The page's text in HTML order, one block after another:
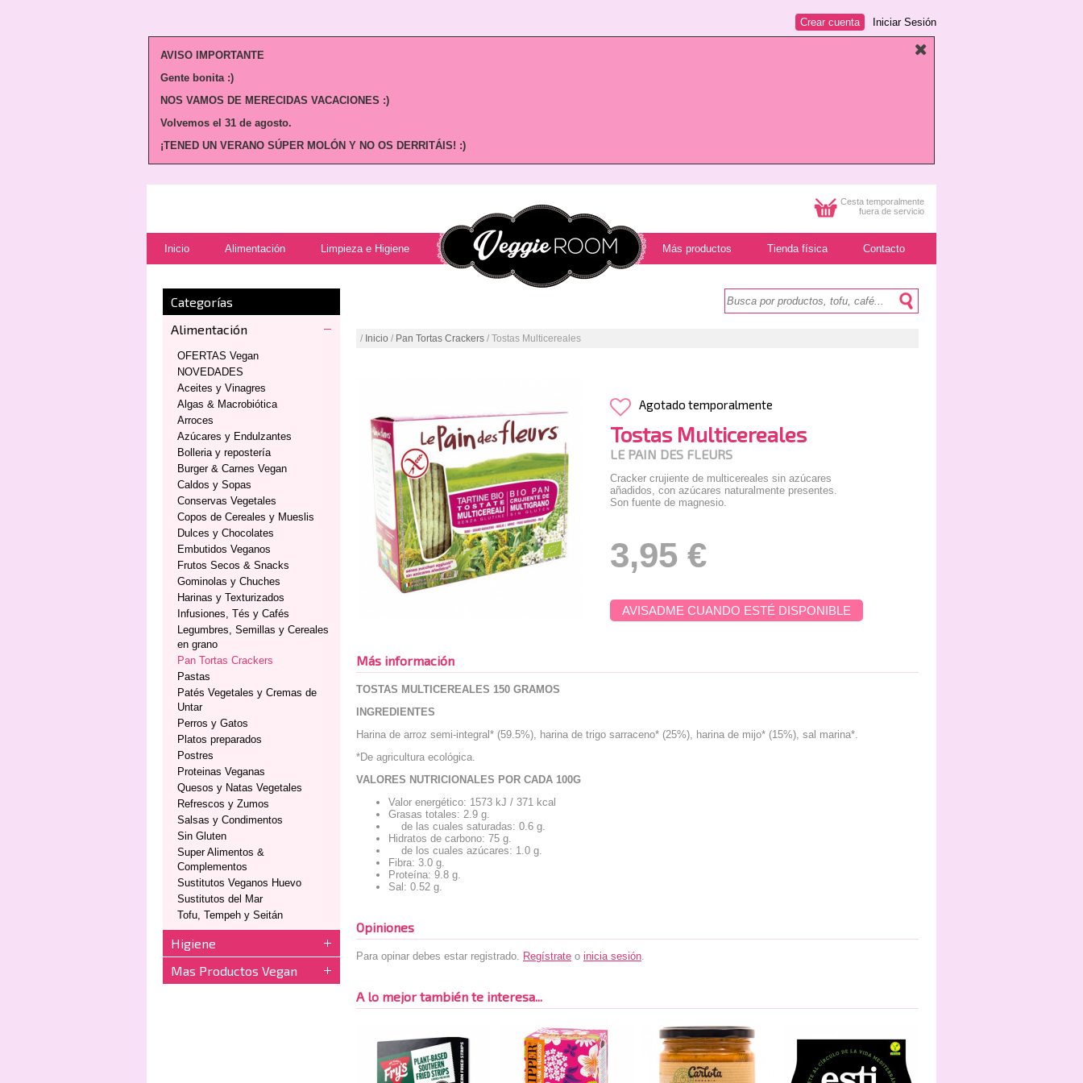
Iniciar Sesión
Crear cuenta
AVISO IMPORTANTE
Gente bonita :)
NOS VAMOS DE MERECIDAS VACACIONES :)
Volvemos el 31 de agosto.
¡TENED UN VERANO SÚPER MOLÓN Y NO OS DERRITÁIS! :)
Cesta temporalmente
fuera de servicio
Inicio Alimentación Limpieza e Higiene Más productos Tienda física Contacto
Categorías
Alimentación
OFERTAS Vegan
NOVEDADES
Aceites y Vinagres
Algas & Macrobiótica
Arroces
Azúcares y Endulzantes
Bolleria y repostería
Burger & Carnes Vegan
Caldos y Sopas
Conservas Vegetales
Copos de Cereales y Mueslis
Dulces y Chocolates
Embutidos Veganos
Frutos Secos & Snacks
Gominolas y Chuches
Harinas y Texturizados
Infusiones, Tés y Cafés
Legumbres, Semillas y Cereales
en grano
Pan Tortas Crackers
Pastas
Patés Vegetales y Cremas de
Untar
Perros y Gatos
Platos preparados
Postres
Proteinas Veganas
Quesos y Natas Vegetales
Refrescos y Zumos
Salsas y Condimentos
Sin Gluten
Super Alimentos &
Complementos
Sustitutos Veganos Huevo
Sustitutos del Mar
Tofu, Tempeh y Seitán
Higiene
Mas Productos Vegan
/ Inicio / Pan Tortas Crackers / Tostas Multicereales
Agotado temporalmente
Tostas Multicereales
LE PAIN DES FLEURS
Cracker crujiente de multicereales sin azúcares
añadidos, con azúcares naturalmente presentes.
Son fuente de magnesio.
3,95 €
AVISADME CUANDO ESTÉ DISPONIBLE
Más información
TOSTAS MULTICEREALES 150 GRAMOS
INGREDIENTES
Harina de arroz semi-integral* (59.5%), harina de trigo sarraceno* (25%), harina de mijo* (15%), sal marina*.
*De agricultura ecológica.
VALORES NUTRICIONALES POR CADA 100G
Valor energético: 1573 kJ / 371 kcal
Grasas totales: 2.9 g.
de las cuales saturadas: 0.6 g.
Hidratos de carbono: 75 g.
de los cuales azúcares: 1.0 g.
Fibra: 3.0 g.
Proteína: 9.8 g.
Sal: 0.52 g.
Opiniones
Para opinar debes estar registrado. Regístrate o inicia sesión.
A lo mejor también te interesa...